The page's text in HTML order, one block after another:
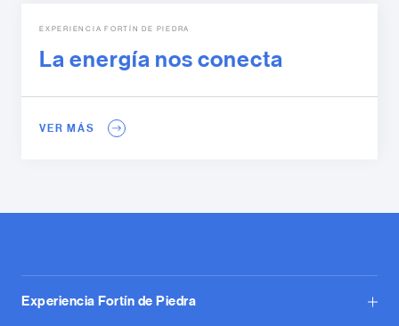
EXPERIENCIA FORTÍN DE PIEDRA
La energía nos conecta
VER MÁS
Experiencia Fortín de Piedra